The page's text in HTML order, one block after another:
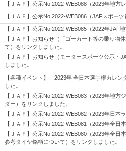
【ＪＡＦ】公示No.2022-WEB088（2023年地方
【ＪＡＦ】公示No.2022-WEB086（JAFスポー
【ＪＡＦ】公示No.2022-WEB085（2022年JAF
【ＪＡＦ】お知らせ（「ゴーカート等の乗り物
て）をリンクしました。
【ＪＡＦ】お知らせ（モータースポーツ公示・
しました。
【各種イベント】「2023年 全日本選手権カレ
した。
【ＪＡＦ】公示No.2022-WEB083（2023年地
ダー）をリンクしました。
【ＪＡＦ】公示No.2022-WEB082（2023年日本
【ＪＡＦ】公示No.2022-WEB081（2023年全日
【ＪＡＦ】公示No.2022-WEB080（2023年全
参考タイヤ銘柄について）をリンクしました。